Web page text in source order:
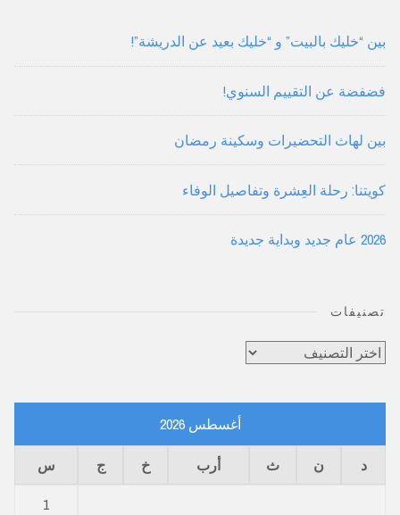
بين “خليك بالبيت” و “خليك بعيد عن الدريشة”!
فضفضة عن التقييم السنوي!
بين لهاث التحضيرات وسكينة رمضان
كويتنا: رحلة العِشرة وتفاصيل الوفاء
2026 عام جديد وبداية جديدة
تصنيفات
تصنيفات
أغسطس 2026
د ن ث أرب خ ج
س
1